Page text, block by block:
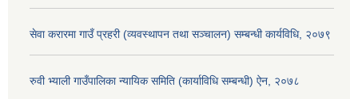
सेवा करारमा गाउँ प्रहरी (व्यवस्थापन तथा सञ्चालन) सम्बन्धी कार्यविधि, २०७९
रुवी भ्याली गाउँपालिका न्यायिक समिति (कार्याविधि सम्बन्धी) ऐन, २०७८